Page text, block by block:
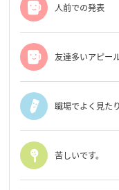
人前での発表
友達多いアピー
職場でよく見た
苦しいです。